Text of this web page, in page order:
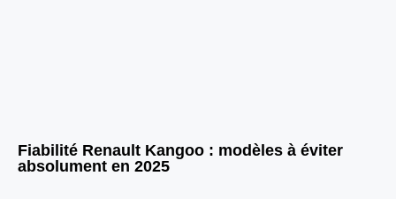
Fiabilité Renault Kangoo : modèles à éviter
absolument en 2025